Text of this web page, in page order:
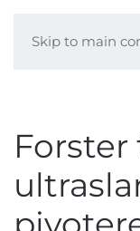
Skip to main